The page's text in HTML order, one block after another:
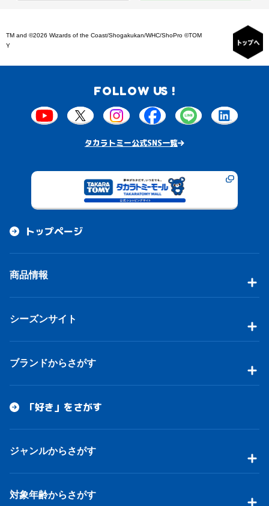
TM and ©2026 Wizards of the Coast/Shogakukan/WHC/ShoPro ©TOM
Y
FOLLOW US !
タカラトミー公式SNS一覧
トップページ
商品情報
シーズンサイト
ブランドからさがす
「好き」をさがす
ジャンルからさがす
対象年齢からさがす